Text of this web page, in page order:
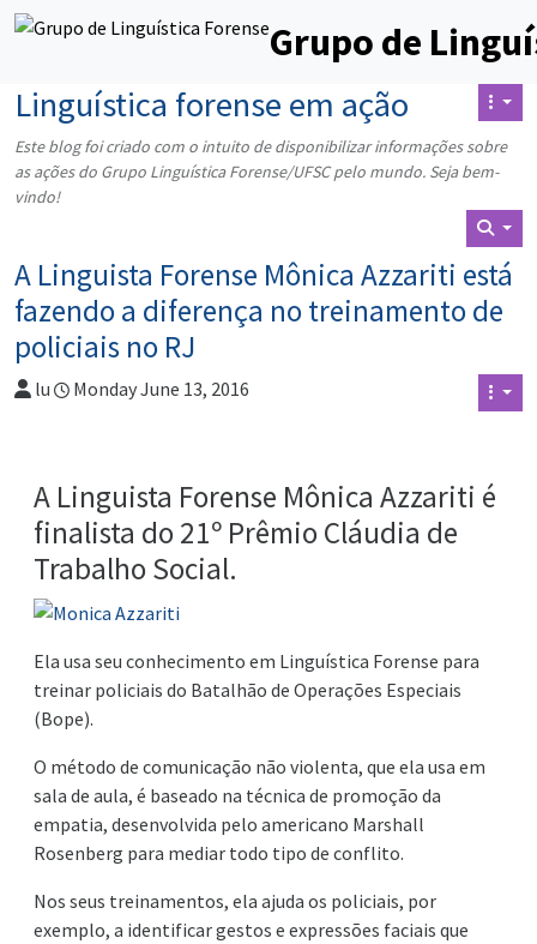
Grupo de
Linguística forense em ação
Este blog foi criado com o intuito de disponibilizar informações sobre
as ações do Grupo Linguística Forense/UFSC pelo mundo. Seja bem-
vindo!
A Linguista Forense Mônica Azzariti está
fazendo a diferença no treinamento de
policiais no RJ
lu Monday June 13, 2016
A Linguista Forense Mônica Azzariti é
finalista do 21º Prêmio Cláudia de
Trabalho Social.
Ela usa seu conhecimento em Linguística Forense para
treinar policiais do Batalhão de Operações Especiais
(Bope).
O método de comunicação não violenta, que ela usa em
sala de aula, é baseado na técnica de promoção da
empatia, desenvolvida pelo americano Marshall
Rosenberg para mediar todo tipo de conflito.
Nos seus treinamentos, ela ajuda os policiais, por
exemplo, a identificar gestos e expressões faciais que